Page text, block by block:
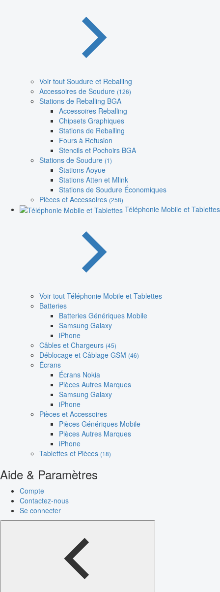
Voir tout Soudure et Reballing
Accessoires de Soudure (126)
Stations de Reballing BGA
Accessoires Reballing
Chipsets Graphiques
Stations de Reballing
Fours à Refusion
Stencils et Pochoirs BGA
Stations de Soudure (1)
Stations Aoyue
Stations Atten et Mlink
Stations de Soudure Économiques
Pièces et Accessoires (258)
Téléphonie Mobile et Tablettes
Voir tout Téléphonie Mobile et Tablettes
Batteries
Batteries Génériques Mobile
Samsung Galaxy
iPhone
Câbles et Chargeurs (45)
Déblocage et Câblage GSM (46)
Écrans
Écrans Nokia
Pièces Autres Marques
Samsung Galaxy
iPhone
Pièces et Accessoires
Pièces Génériques Mobile
Pièces Autres Marques
iPhone
Tablettes et Pièces (18)
Aide & Paramètres
Compte
Contactez-nous
Se connecter